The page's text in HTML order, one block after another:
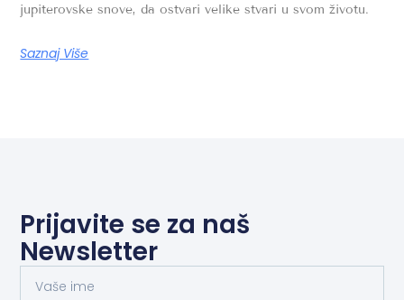
jupiterovske snove, da ostvari velike stvari u svom životu.
Saznaj Više
Prijavite se za naš
Newsletter